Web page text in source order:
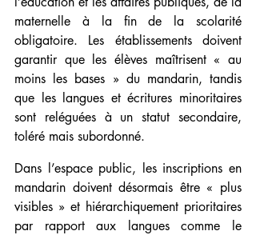
maternelle à la fin de la scolarité
obligatoire. Les établissements doivent
garantir que les élèves maîtrisent « au
moins les bases » du mandarin, tandis
que les langues et écritures minoritaires
sont reléguées à un statut secondaire,
toléré mais subordonné.
Dans l’espace public, les inscriptions en
mandarin doivent désormais être « plus
visibles » et hiérarchiquement prioritaires
par rapport aux langues comme le